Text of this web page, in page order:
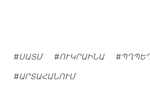
#ՍԱՏՄ #ՈՒԿՐԱԻՆԱ #
#ԱՐՏԱՀԱՆՈՒՄ